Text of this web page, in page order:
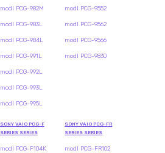
modl PCG-982M
modl PCG-983L
modl PCG-984L
modl PCG-991L
modl PCG-992L
modl PCG-993L
modl PCG-995L
modl PCG-9552
modl PCG-9562
modl PCG-9566
modl PCG-9830
SONY VAIO PCG-F
SERIES SERIES
modl PCG-F104K
SONY VAIO PCG-FR
SERIES SERIES
modl PCG-FR102